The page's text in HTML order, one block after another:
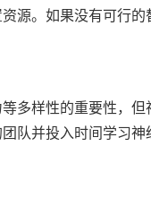
源。如果没有可行
多样性的重要性，
队并投入时间学习